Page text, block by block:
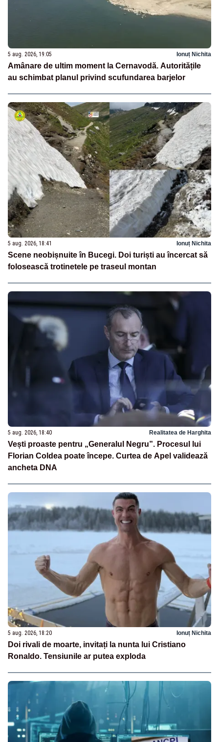
5 aug. 2026, 19:05 Ionuț Nichita
Amânare de ultim moment la Cernavodă. Autoritățile
au schimbat planul privind scufundarea barjelor
5 aug. 2026, 18:41 Ionuț Nichita
Scene neobișnuite în Bucegi. Doi turiști au încercat să
folosească trotinetele pe traseul montan
5 aug. 2026, 18:40 Realitatea de Harghita
Vești proaste pentru „Generalul Negru”. Procesul lui
Florian Coldea poate începe. Curtea de Apel validează
ancheta DNA
5 aug. 2026, 18:20 Ionuț Nichita
Doi rivali de moarte, invitați la nunta lui Cristiano
Ronaldo. Tensiunile ar putea exploda